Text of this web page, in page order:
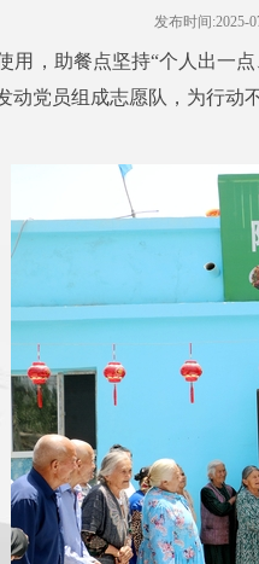
发布时间:2025-
用，助餐点坚持“个人出一
党员组成志愿队，为行动